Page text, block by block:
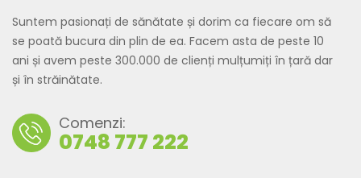
Suntem pasionați de sănătate și dorim ca fiecare om să
se poată bucura din plin de ea. Facem asta de peste 10
ani și avem peste 300.000 de clienți mulțumiți în țară dar
și în străinătate.
Comenzi:
0748 777 222